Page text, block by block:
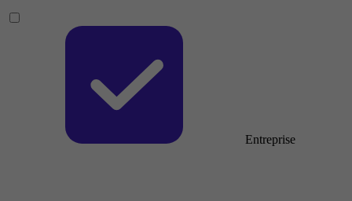
Entreprise